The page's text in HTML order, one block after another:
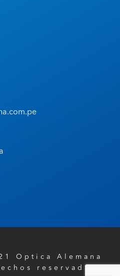
Optica Alemana
reservados.